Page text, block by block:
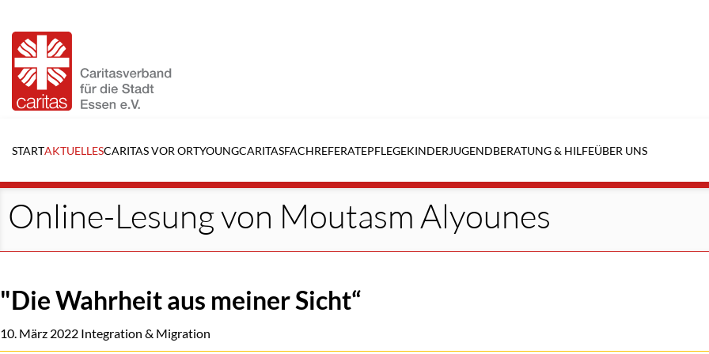
überspringen
STARTAKTUELLESCARITAS VOR ORTYOUNGCARITASFACHREFERATEPFLEGEKINDERJUGENDBERATUNG & HILFEÜBER UNS
Online-Lesung von Moutasm Alyounes
"Die Wahrheit aus meiner Sicht“
10. März 2022 Integration & Migration